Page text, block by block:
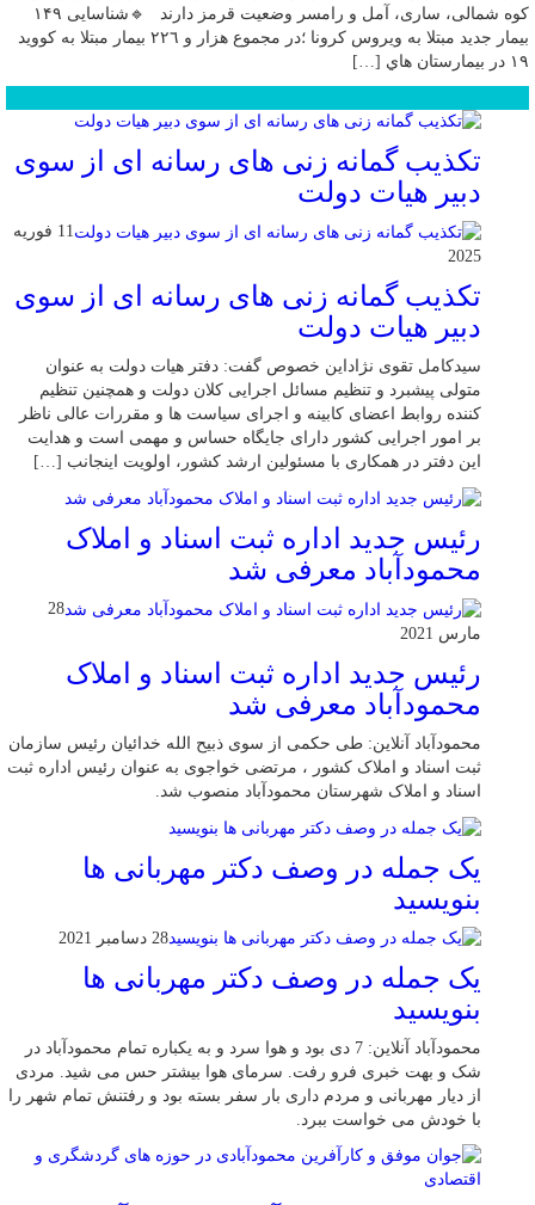
کوه شمالی، ساری، آمل و رامسر وضعیت قرمز دارند 🔹شناسایی ۱۴۹
بیمار جدید مبتلا به ويروس كرونا ؛در مجموع هزار و ٢٢٦ بيمار مبتلا به كوويد
١٩ در بيمارستان هاي […]
تکذیب گمانه زنی های رسانه ای از سوی
دبیر هیات دولت
11 فوریه
2025
تکذیب گمانه زنی های رسانه ای از سوی
دبیر هیات دولت
سیدکامل تقوی نژاداین خصوص گفت: دفتر هیات دولت به عنوان
متولی پیشبرد و تنظیم مسائل اجرایی کلان دولت و همچنین تنظیم
کننده روابط اعضای کابینه و اجرای سیاست ها و مقررات عالی ناظر
بر امور اجرایی کشور دارای جایگاه حساس و مهمی است و هدایت
این دفتر در همکاری با مسئولین ارشد کشور، اولویت اینجانب […]
رئیس جدید اداره ثبت اسناد و املاک
محمودآباد معرفی شد
28
مارس 2021
رئیس جدید اداره ثبت اسناد و املاک
محمودآباد معرفی شد
محمودآباد آنلاین: طی حکمی از سوی ذبیح الله خدائیان رئیس سازمان
ثبت اسناد و املاک کشور ، مرتضی خواجوی به عنوان رئیس اداره ثبت
اسناد و املاک شهرستان محمودآباد منصوب شد.
یک جمله در وصف دکتر مهربانی ها
بنویسید
28 دسامبر 2021
یک جمله در وصف دکتر مهربانی ها
بنویسید
محمودآباد آنلاین: 7 دی بود و هوا سرد و به یکباره تمام محمودآباد در
شک و بهت خبری فرو رفت. سرمای هوا بیشتر حس می شید. مردی
از دیار مهربانی و مردم داری بار سفر بسته بود و رفتنش تمام شهر را
با خودش می خواست ببرد.